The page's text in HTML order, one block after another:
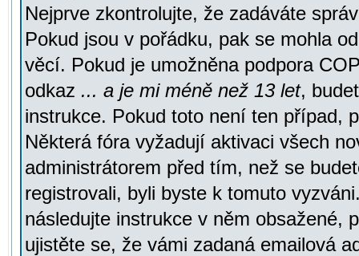
Nejprve zkontrolujte, že zadáváte
Pokud jsou v pořádku, pak se mohla
věcí. Pokud je umožněna podpora
odkaz ... a je mi méně než 13 let,
instrukce. Pokud toto není ten případ,
Některá fóra vyžadují aktivaci všech
administrátorem před tím, než se
registrovali, byli byste k tomuto
následujte instrukce v něm obsažené,
ujistěte se, že vámi zadaná emailová